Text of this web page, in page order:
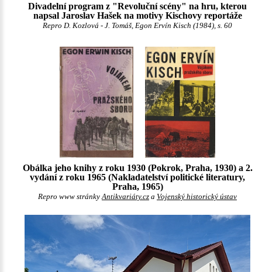
Divadelní program z "Revoluční scény" na hru, kterou
napsal Jaroslav Hašek na motivy Kischovy reportáže
Repro D. Kozlová - J. Tomáš, Egon Ervín Kisch (1984), s. 60
Obálka jeho knihy z roku 1930 (Pokrok, Praha, 1930) a 2.
vydání z roku 1965 (Nakladatelství politické literatury,
Praha, 1965)
Repro www stránkyAntikvariáty.cz a Vojenský historický ústav